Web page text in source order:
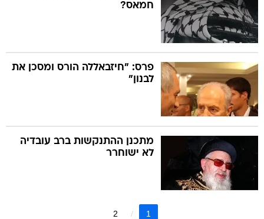
חמאס?
פרס: "חיזבאללה הורס ומסכן את
לבנון"
מתכנן ההתנקשות ברב עובדיה
לא ישוחרר
1
2